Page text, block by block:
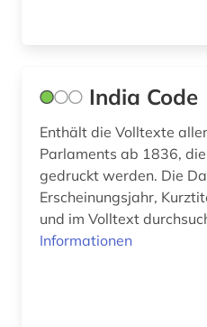
India Code
Enthält die Volltexte
Parlaments ab 1836,
gedruckt werden. Die
Erscheinungsjahr,
und im Volltext
Informationen